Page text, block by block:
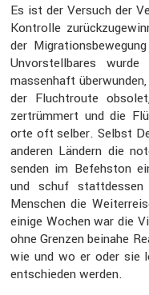
Es ist der Versuch der
Kontrolle
der
Unvor­stell­bares
massen­haft
der Flucht­route
zertrüm­mert und die
orte oft selber. Selbst
anderen Ländern die
senden im Befehston
und schuf
Menschen die
einige Wochen war die
ohne Grenzen beinahe
wie und wo er oder sie
entschieden werden.